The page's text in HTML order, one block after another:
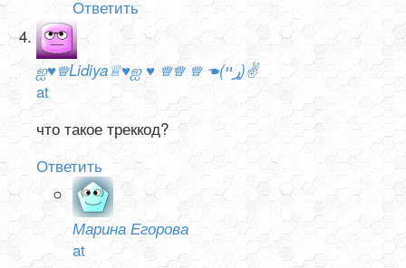
Ответить
ஐ♥♕Lidiya♕♥ஐ ♥ ♕♕ ♕ ☚(ړײ)✌
at
что такое треккод?
Ответить
Марина Егорова
at